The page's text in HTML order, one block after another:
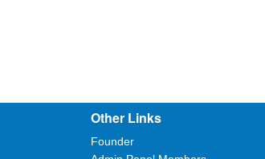
Other Links
Founder